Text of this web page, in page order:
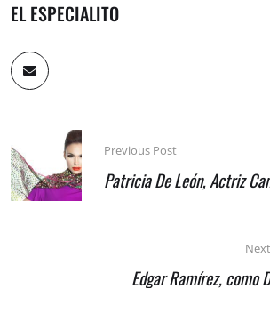
EL ESPECIALITO
Previous Post
Patricia De León, Actriz
Edgar Ramírez, como